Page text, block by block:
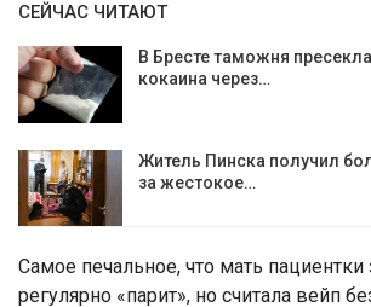
СЕЙЧАС ЧИТАЮТ
В Бресте таможня
кокаина через…
Житель Пинска получил
за жестокое…
Самое печальное, что мать пациентки
регулярно «парит», но считала вейп